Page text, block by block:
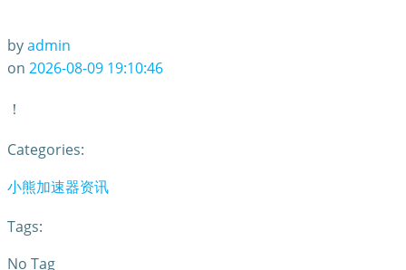
byadmin
on 2026-08-09 19:10:46
！
Categories:
小熊加速器资讯
Tags:
No Tag